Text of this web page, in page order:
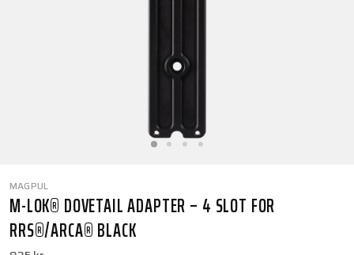
MAGPUL
M-LOK® DOVETAIL ADAPTER – 4 SLOT FOR
RRS®/ARCA® BLACK